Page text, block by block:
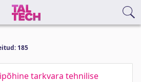
185
tarkvara tehnilise